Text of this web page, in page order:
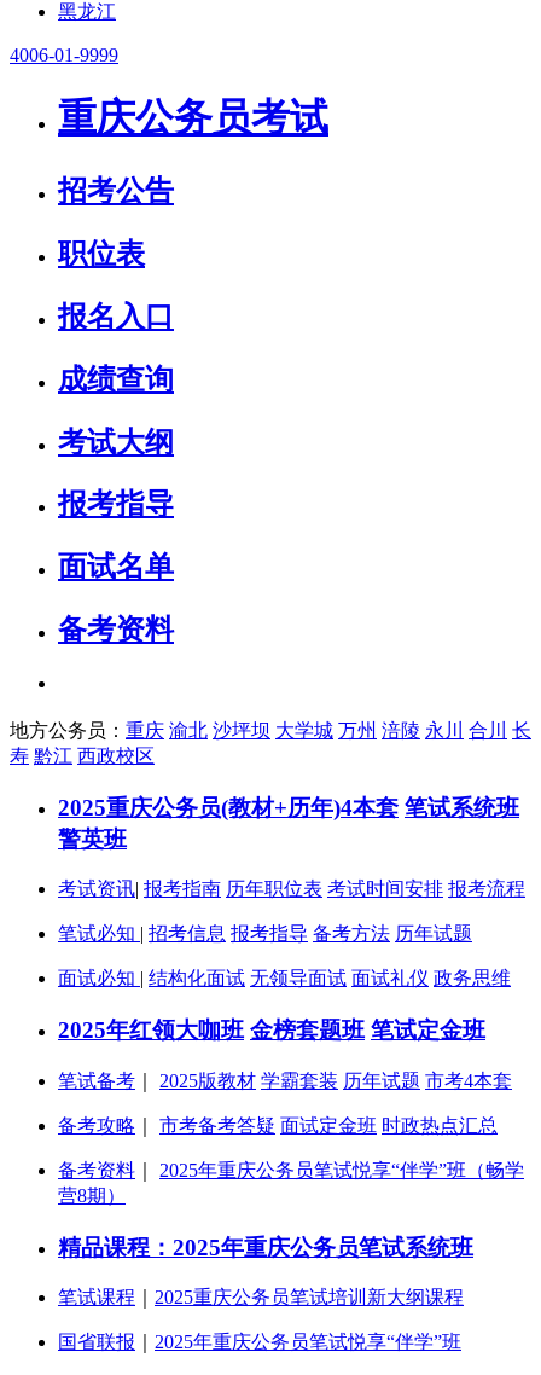
黑龙江
4006-01-9999
重庆公务员考试
招考公告
职位表
报名入口
成绩查询
考试大纲
报考指导
面试名单
备考资料
地方公务员： 重庆 渝北 沙坪坝 大学城 万州 涪陵 永川 合川
长
寿 黔江 西政校区
2025重庆公务员(教材+历年)4本套 笔试系统班
警英班
考试资讯 报考指南 历年职位表 考试时间安排 报考流程
笔试必知 招考信息 报考指导 备考方法 历年试题
面试必知 结构化面试 无领导面试 面试礼仪 政务思维
2025年红领大咖班 金榜套题班 笔试定金班
笔试备考 2025版教材 学霸套装 历年试题 市考4本套
备考攻略 市考备考答疑 面试定金班 时政热点汇总
备考资料
2025年重庆公务员笔试悦享“伴学”班（畅学
营8期）
精品课程：2025年重庆公务员笔试系统班
笔试课程 2025重庆公务员笔试培训新大纲课程
国省联报 2025年重庆公务员笔试悦享“伴学”班